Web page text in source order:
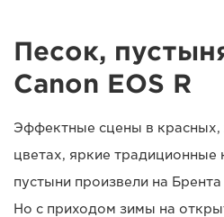
Песок,
Canon EOS R
Эффектные сцены в
цветах, яркие
пустыни произвели на
Но с приходом зимы на